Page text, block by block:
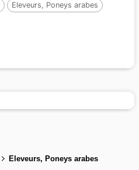
Eleveurs, Poneys arabes
Eleveurs, Poneys arabes